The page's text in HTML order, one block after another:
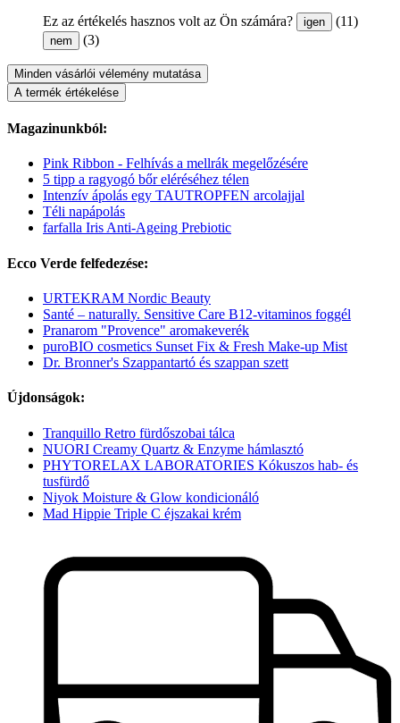
Ez az értékelés hasznos volt az Ön számára? igen (11)
nem (3)
Minden vásárlói vélemény mutatása
A termék értékelése
Magazinunkból:
Pink Ribbon - Felhívás a mellrák megelőzésére
5 tipp a ragyogó bőr eléréséhez télen
Intenzív ápolás egy TAUTROPFEN arcolajjal
Téli napápolás
farfalla Iris Anti-Ageing Prebiotic
Ecco Verde felfedezése:
URTEKRAM Nordic Beauty
Santé – naturally. Sensitive Care B12-vitaminos foggél
Pranarom "Provence" aromakeverék
puroBIO cosmetics Sunset Fix & Fresh Make-up Mist
Dr. Bronner's Szappantartó és szappan szett
Újdonságok:
Tranquillo Retro fürdőszobai tálca
NUORI Creamy Quartz & Enzyme hámlasztó
PHYTORELAX LABORATORIES Kókuszos hab- és
tusfürdő
Niyok Moisture & Glow kondicionáló
Mad Hippie Triple C éjszakai krém